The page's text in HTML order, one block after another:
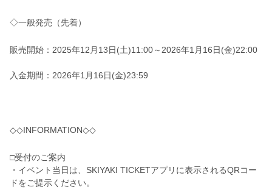
◇一般発売（先着）
販売開始：2025年12月13日(土)11:00～2026年1月16日(金)22:00
入金期間：2026年1月16日(金)23:59
◇◇INFORMATION◇◇
□受付のご案内
・イベント当日は、SKIYAKI TICKETアプリに表示されるQRコー
ドをご提示ください。